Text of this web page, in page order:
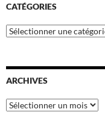
CATÉGORIES
Catégories
ARCHIVES
Archives